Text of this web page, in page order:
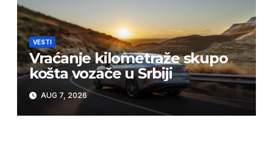
VESTI
Vraćanje kilometraže skupo
košta vozače u Srbiji
AUG 7, 2026